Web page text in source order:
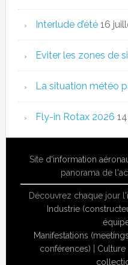
Interlude d’été 16
Eviter les zones de
La situation météo
Fly-in Rotax 2026
Site d'information
panorama de
Découvrez chaque jour l'
Industrie
Manifestations
conférences)
Culture